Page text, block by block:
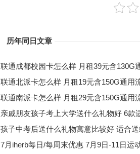
历年同日文章
联通成都校园卡怎么样 月租39元含130G
联通北派卡怎么样 月租19元含150G通用
联通南派卡怎么样 月租29元含150G通用
亲戚朋友孩子考上大学送什么礼物好 6款
孩子中考后送什么礼物寓意比较好 适合
7月iherb每日/每周末优惠 7月9日-11日运